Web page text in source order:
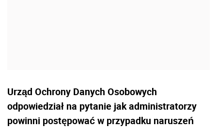
Urząd Ochrony Danych Osobowych
odpowiedział na pytanie jak administratorzy
powinni postępować w przypadku naruszeń